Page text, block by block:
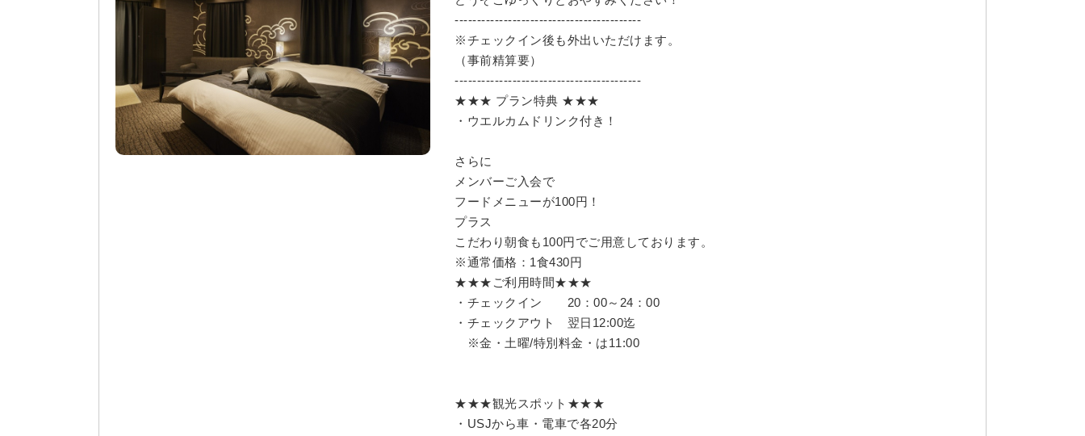
------------------------------------------
※チェックイン後も外出いただけます。
（事前精算要）
------------------------------------------
★★★ プラン特典 ★★★
・ウエルカムドリンク付き！
さらに
メンバーご入会で
フードメニューが100円！
プラス
こだわり朝食も100円でご用意しております。
※通常価格：1食430円
★★★ご利用時間★★★
・チェックイン 20：00～24：00
・チェックアウト 翌日12:00迄
※金・土曜/特別料金・は11:00
★★★観光スポット★★★
・USJから車・電車で各20分